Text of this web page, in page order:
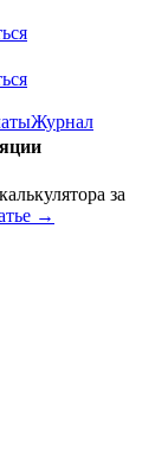
Журнал
за
→